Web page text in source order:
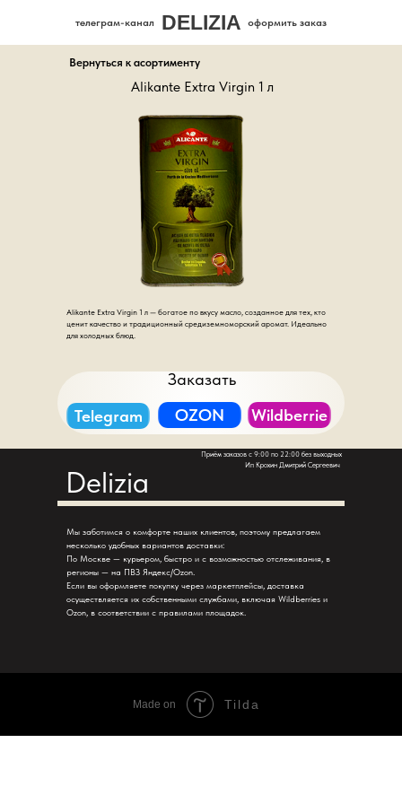
оформить заказ
DELIZIA
телеграм-канал
Заказать
Wildberrie
OZON
Telegram
Вернуться к асортименту
Alikante Extra Virgin 1 л
Alikante Extra Virgin 1 л — богатое по вкусу масло, созданное для тех, кто
ценит качество и традиционный средиземноморский аромат. Идеально
для холодных блюд.
Delizia
Мы заботимся о комфорте наших клиентов, поэтому предлагаем
несколько удобных вариантов доставки:
По Москве — курьером, быстро и с возможностью отслеживания, в
регионы — на ПВЗ Яндекс/Ozon.
Если вы оформляете покупку через маркетплейсы, доставка
осуществляется их собственными службами, включая Wildberries и
Ozon, в соответствии с правилами площадок.
Ип Крохин Дмитрий Сергеевич
Приём заказов с 9:00 по 22:00 без выходных
Made on Tilda